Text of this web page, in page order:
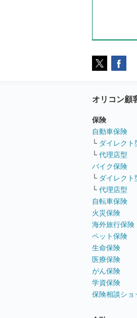
オリコン顧
保険
自動車保険
└ ダイレクト
└ 代理店型
バイク保険
└ ダイレクト
└ 代理店型
自転車保険
火災保険
海外旅行保険
ペット保険
生命保険
医療保険
がん保険
学資保険
保険相談ショ